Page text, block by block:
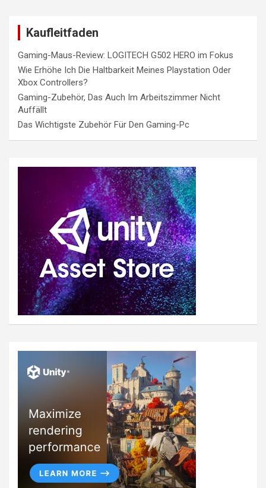
Kaufleitfaden
Gaming-Maus-Review: LOGITECH G502 HERO im Fokus
Wie Erhöhe Ich Die Haltbarkeit Meines Playstation Oder
Xbox Controllers?
Gaming-Zubehör, Das Auch Im Arbeitszimmer Nicht
Auffällt
Das Wichtigste Zubehör Für Den Gaming-Pc